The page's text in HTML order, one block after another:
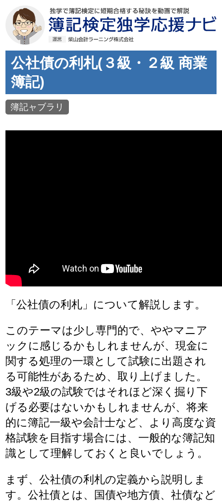
公社債の利札(３級・２級 商業
簿記)
簿記ャブラリ
「公社債の利札」について解説します。
このテーマは少し専門的で、ややマニア
ックに感じるかもしれませんが、現金に
関する処理の一環として試験に出題され
る可能性があるため、取り上げました。
3級や2級の試験ではそれほど深く掘り下
げる必要はないかもしれませんが、将来
的に簿記一級や会計士など、より高度な資
格試験を目指す場合には、一般的な簿記知
識として理解しておくと良いでしょう。
まず、公社債の利札の定義から説明しま
す。公社債とは、国債や地方債、社債など